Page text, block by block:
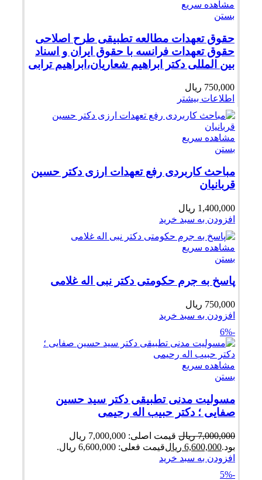
مشاهده سریع
بستن
حقوق تعهدات مطالعه تطبیقی طرح اصلاحی
حقوق تعهدات فرانسه با حقوق ایران و اسناد
بین المللی دکتر ابراهیم شعاریان،ابراهیم ترابی
750,000 ریال
اطلاعات بیشتر
مشاهده سریع
بستن
مباحث کاربردی رفع تعهدات ارزی دکتر حسین
قربانیان
1,400,000 ریال
افزودن به سبد خرید
مشاهده سریع
بستن
پاسخ به جرم حکومتی دکتر نبی اله غلامی
750,000 ریال
افزودن به سبد خرید
-6%
مشاهده سریع
بستن
مسولیت مدنی تطبیقی دکتر سید حسین
صفایی ؛ دکتر حبیب اله رحیمی
7,000,000 ریال
قیمت اصلی: 7,000,000 ریال
بود.6,600,000 ریالقیمت فعلی: 6,600,000 ریال.
افزودن به سبد خرید
-5%